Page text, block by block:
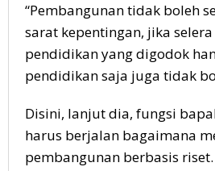
“Pembangunan tidak boleh
sarat kepentingan, jika
pendidikan yang digodok
pendidikan saja juga tidak
Disini, lanjut dia, fungsi
harus berjalan bagaimana
pembangunan berbasis